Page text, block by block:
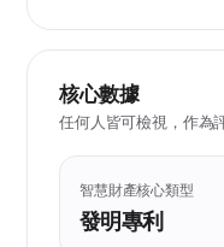
核心數據
任何人皆可檢視，作為
智慧財產核心類型
發明專利